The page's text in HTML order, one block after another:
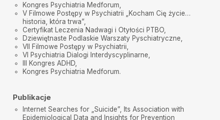
Paweł •2025-08-09
Ostatnia wizyta przebiegła w bardzo przyjaznej
atmosferze. Pan doktor Górski to kompetentny i
zaangażowany lekarz, a zalecone wcześniej leczenie
sprawdza się, więc kontynuuję je z pełnym zaufaniem.
Klaudia G.• 2025-08-07
Doktor Górski przeprowadził bardzo szczegółowy
przebiegła w swobodnej atmosferze. Dziękuję,
polecam i pozdrawiam serdecznie.
Kongres Psychiatria Medforum,
V Filmowe Postępy w Psychiatrii „Kocham Cię życie…
historia, która trwa”,
Certyfikat Leczenia Nadwagi i Otyłości PTBO,
Dziewiętnaste Podlaskie Warszaty Pyschiatryczne,
VII Filmowe Postępy w Psychiatrii,
VI Psychiatria Dialogi Interdyscyplinarne,
III Kongres ADHD,
Kongres Psychiatria Medforum.
Publikacje
Internet Searches for „Suicide”, Its Association with
Epidemiological Data and Insights for Prevention